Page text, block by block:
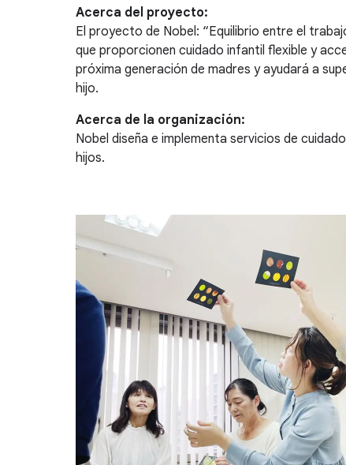
Acerca del proyecto:
El proyecto de Nobel: “Equilibrio entre el
que proporcionen cuidado infantil flexible y
próxima generación de madres y ayudará a
hijo.
Acerca de la organización:
Nobel diseña e implementa servicios de
hijos.